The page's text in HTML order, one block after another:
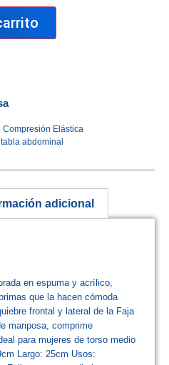
Compresión Elástica
tabla abdominal
adicional
en espuma y acrílico,
que la hacen cómoda
frontal y lateral de la Faja
mariposa, comprime
para mujeres de torso medio
Largo: 25cm Usos: